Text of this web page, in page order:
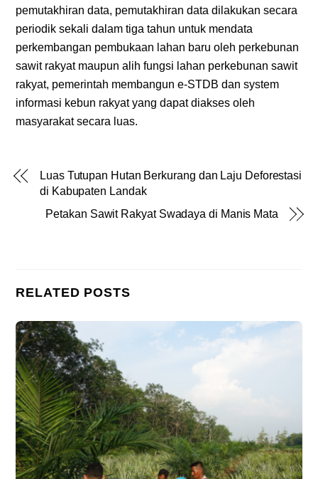
pemutakhiran data, pemutakhiran data dilakukan secara
periodik sekali dalam tiga tahun untuk mendata
perkembangan pembukaan lahan baru oleh perkebunan
sawit rakyat maupun alih fungsi lahan perkebunan sawit
rakyat, pemerintah membangun e-STDB dan system
informasi kebun rakyat yang dapat diakses oleh
masyarakat secara luas.
Luas Tutupan Hutan Berkurang dan Laju Deforestasi
di Kabupaten Landak
Petakan Sawit Rakyat Swadaya di Manis Mata
RELATED POSTS